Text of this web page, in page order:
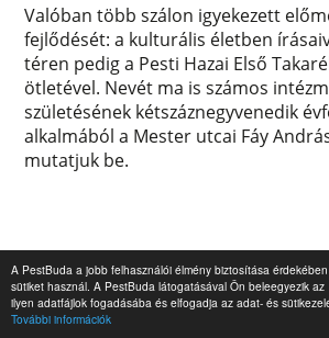
A PestBuda a jobb felhasználói élmény biztosítása érdekében
sütiket használ. A PestBuda látogatásával Ön beleegyezik az
ilyen adatfájlok fogadásába és elfogadja az adat- és
További információk
Valóban több szálon igyekezett
fejlődését: a kulturális életben
téren pedig a Pesti Hazai Első
ötletével. Nevét ma is számos
születésének kétszáznegyvenedik
alkalmából a Mester utcai Fáy
mutatjuk be.